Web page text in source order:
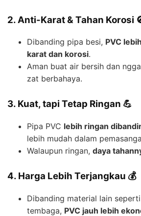
2. Anti-Karat & Tahan Korosi
Dibanding pipa besi, PVC
karat dan korosi.
Aman buat air bersih dan
zat berbahaya.
3. Kuat, tapi Tetap Ringan 💪
Pipa PVC lebih ringan
lebih mudah dalam
Walaupun ringan, daya
4. Harga Lebih Terjangkau 💰
Dibanding material lain
tembaga, PVC jauh lebih